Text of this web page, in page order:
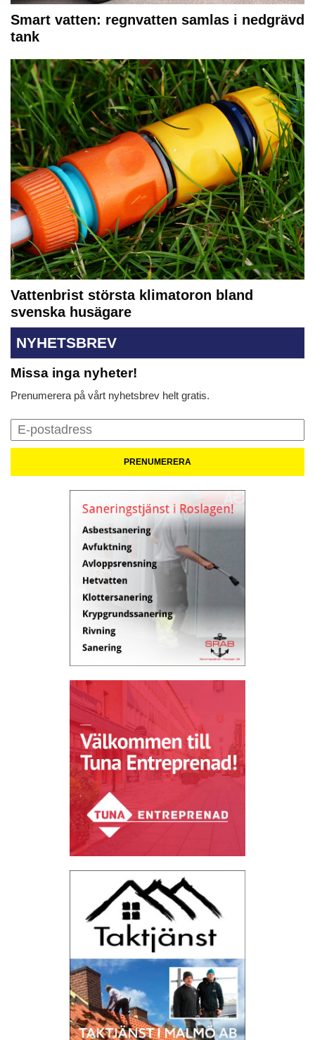
Smart vatten: regnvatten samlas i nedgrävd
tank
Vattenbrist största klimatoron bland
svenska husägare
NYHETSBREV
Missa inga nyheter!
Prenumerera på vårt nyhetsbrev helt gratis.